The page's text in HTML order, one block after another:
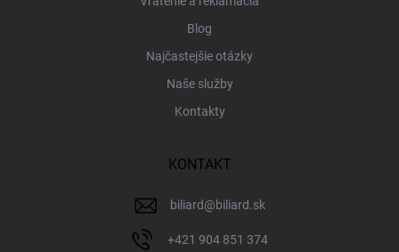
Blog
Najčastejšie otázky
Naše služby
Kontakty
KONTAKT
biliard@biliard.sk
+421 904 851 374